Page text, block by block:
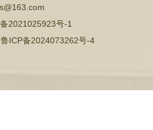
2021025923号-1
鲁ICP备2024073262号-4